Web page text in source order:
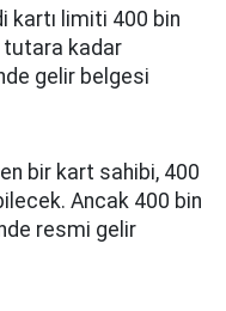
kartı limiti 400 bin
tutara kadar
gelir belgesi
bir kart sahibi, 400
Ancak 400 bin
resmi gelir